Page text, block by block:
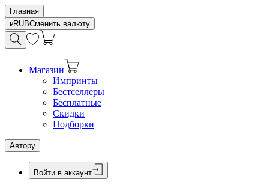
Главная
RUBСменить валюту
Магазин
Импринты
Бестселлеры
Бесплатные
Скидки
Подборки
Автору
Войти в аккаунт